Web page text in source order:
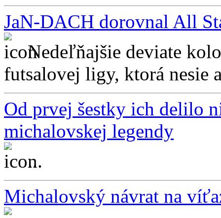
JaN-DACH dorovnal All
Nedeľňajšie deviate
futsalovej ligy, ktorá nesie
Od prvej šestky ich delilo
michalovskej legendy
...
Michalovský návrat na